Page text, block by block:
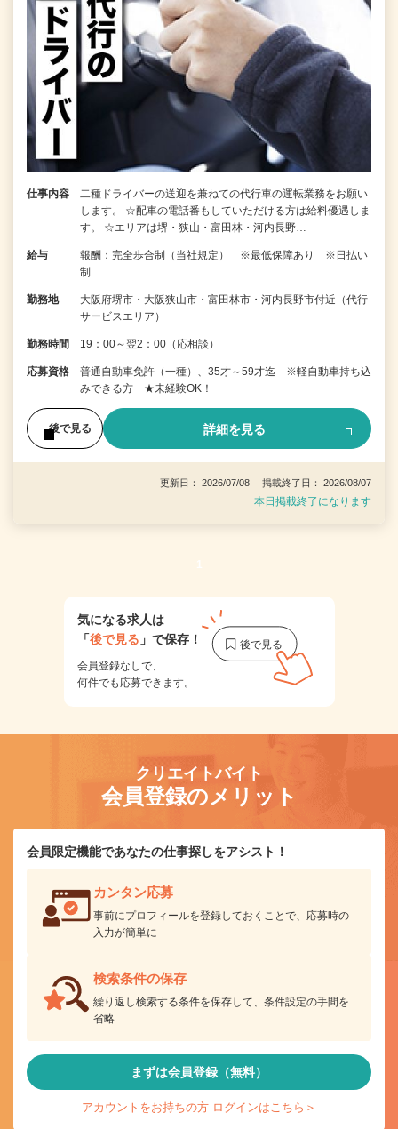
仕事内容
二種ドライバーの送迎を兼ねての代行車の運転業務をお願い
します。 ☆配車の電話番もしていただける方は給料優遇しま
す。 ☆エリアは堺・狭山・富田林・河内長野…
給与
報酬：完全歩合制（当社規定） ※最低保障あり ※日払い
制
勤務地
大阪府堺市・大阪狭山市・富田林市・河内長野市付近（代行
サービスエリア）
勤務時間 19：00～翌2：00（応相談）
応募資格
普通自動車免許（一種）、35才～59才迄 ※軽自動車持ち込
みできる方 ★未経験OK！
後で見る 詳細を見る
更新日： 2026/07/08 掲載終了日： 2026/08/07
本日掲載終了になります
1
気になる求人は
「後で見る 」で保存！
会員登録なしで、
何件でも応募できます。
クリエイトバイト
会員登録のメリット
会員限定機能であなたの仕事探しをアシスト！
カンタン応募
事前にプロフィールを登録しておくことで、応募時の
入力が簡単に
検索条件の保存
繰り返し検索する条件を保存して、条件設定の手間を
省略
まずは会員登録（無料）
アカウントをお持ちの方 ログインはこちら＞